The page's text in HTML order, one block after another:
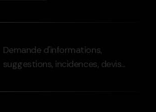
Demande d'informations,
suggestions, incidences, devis...